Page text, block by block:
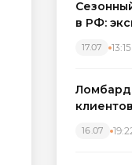
в РФ:
17.07 13:15
вырос
16.07